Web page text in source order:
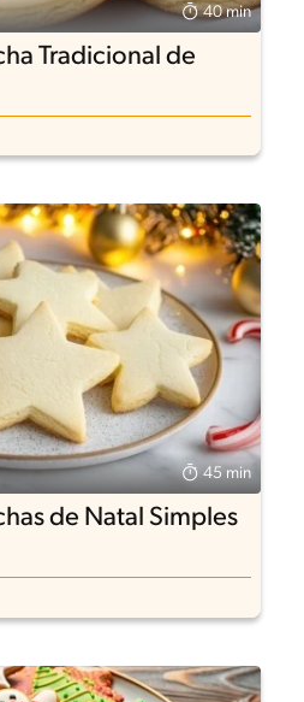
40 min
Tradicional de
45 min
de Natal Simples